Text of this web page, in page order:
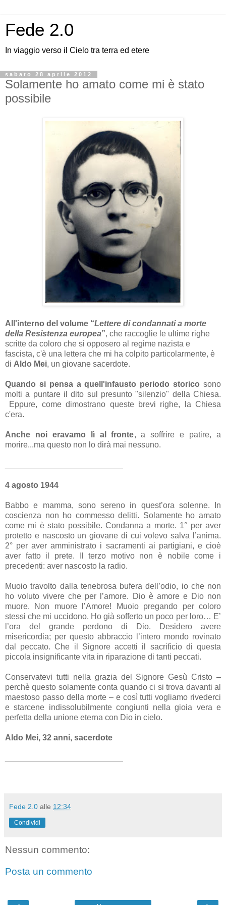
Fede 2.0
In viaggio verso il Cielo tra terra ed etere
sabato 28 aprile 2012
Solamente ho amato come mi è stato
possibile
All'interno del volume “Lettere di condannati a morte
della Resistenza europea”, che raccoglie le ultime righe
scritte da coloro che si opposero al regime nazista e
fascista, c'è una lettera che mi ha colpito particolarmente, è
di Aldo Mei, un giovane sacerdote.
Quando si pensa a quell'infausto periodo storico sono
molti a puntare il dito sul presunto "silenzio" della Chiesa.
Eppure, come dimostrano queste brevi righe, la Chiesa
c'era.
Anche noi eravamo lì al fronte, a soffrire e patire, a
morire...ma questo non lo dirà mai nessuno.
4 agosto 1944
Babbo e mamma, sono sereno in quest’ora solenne. In
coscienza non ho commesso delitti. Solamente ho amato
come mi è stato possibile. Condanna a morte. 1° per aver
protetto e nascosto un giovane di cui volevo salva l’anima.
2° per aver amministrato i sacramenti ai partigiani, e cioè
aver fatto il prete. Il terzo motivo non è nobile come i
precedenti: aver nascosto la radio.
Muoio travolto dalla tenebrosa bufera dell’odio, io che non
ho voluto vivere che per l’amore. Dio è amore e Dio non
muore. Non muore l’Amore! Muoio pregando per coloro
stessi che mi uccidono. Ho già sofferto un poco per loro… E’
l’ora del grande perdono di Dio. Desidero avere
misericordia; per questo abbraccio l’intero mondo rovinato
dal peccato. Che il Signore accetti il sacrificio di questa
piccola insignificante vita in riparazione di tanti peccati.
Conservatevi tutti nella grazia del Signore Gesù Cristo –
perchè questo solamente conta quando ci si trova davanti al
maestoso passo della morte – e così tutti vogliamo rivederci
e starcene indissolubilmente congiunti nella gioia vera e
perfetta della unione eterna con Dio in cielo.
Aldo Mei, 32 anni, sacerdote
Fede 2.0 alle 12:34
Condividi
Nessun commento:
Posta un commento